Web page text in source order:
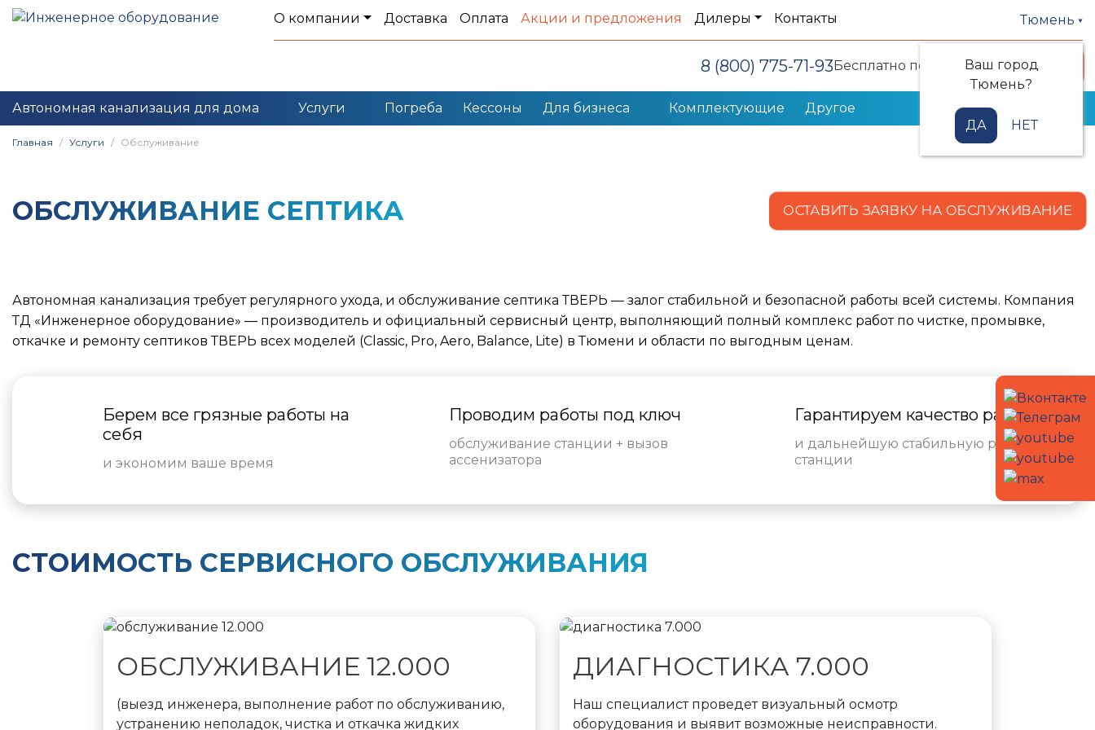
О компании Доставка Оплата Акции и предложения Дилеры Контакты Тюмень
Ваш город
Тюмень?
ДА НЕТ
8 (800) 775-71-93Бесплатно по РФ Заказать звонок
Автономная канализация для дома Услуги Погреба Кессоны Для бизнеса Комплектующие Другое
Главная Услуги Обслуживание
ОБСЛУЖИВАНИЕ СЕПТИКА ОСТАВИТЬ ЗАЯВКУ НА ОБСЛУЖИВАНИЕ
Автономная канализация требует регулярного ухода, и обслуживание септика ТВЕРЬ — залог стабильной и безопасной работы всей системы. Компания
ТД «Инженерное оборудование» — производитель и официальный сервисный центр, выполняющий полный комплекс работ по чистке, промывке,
откачке и ремонту септиков ТВЕРЬ всех моделей (Classic, Pro, Aero, Balance, Lite) в Тюмени и области по выгодным ценам.
Берем все грязные работы на
себя
и экономим ваше время
Проводим работы под ключ
обслуживание станции + вызов
ассенизатора
Гарантируем качество работ
и дальнейшую стабильную работу
станции
СТОИМОСТЬ СЕРВИСНОГО ОБСЛУЖИВАНИЯ
ОБСЛУЖИВАНИЕ 12.000
(выезд инженера, выполнение работ по обслуживанию,
устранению неполадок, чистка и откачка жидких
ДИАГНОСТИКА 7.000
Наш специалист проведет визуальный осмотр
оборудования и выявит возможные неисправности.